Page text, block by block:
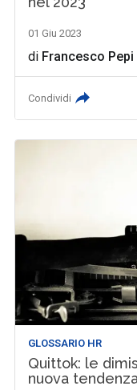
01 Giu 2023
di Francesco Pepi
Condividi
GLOSSARIO HR
Quittok: le
nuova